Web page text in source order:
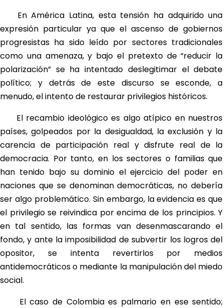
En América Latina, esta tensión ha adquirido una
expresión particular ya que el ascenso de gobiernos
progresistas ha sido leído por sectores tradicionales
como una amenaza, y bajo el pretexto de “reducir la
polarización” se ha intentado deslegitimar el debate
político; y detrás de este discurso se esconde, a
menudo, el intento de restaurar privilegios históricos.
El recambio ideológico es algo atípico en nuestros
países, golpeados por la desigualdad, la exclusión y la
carencia de participación real y disfrute real de la
democracia. Por tanto, en los sectores o familias que
han tenido bajo su dominio el ejercicio del poder en
naciones que se denominan democráticas, no debería
ser algo problemático. Sin embargo, la evidencia es que
el privilegio se reivindica por encima de los principios. Y
en tal sentido, las formas van desenmascarando el
fondo, y ante la imposibilidad de subvertir los logros del
opositor, se intenta revertirlos por medios
antidemocráticos o mediante la manipulación del miedo
social.
El caso de Colombia es palmario en ese sentido;